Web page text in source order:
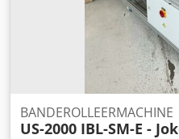
BANDEROLLEERMACHINE
US-2000 IBL-SM-E -